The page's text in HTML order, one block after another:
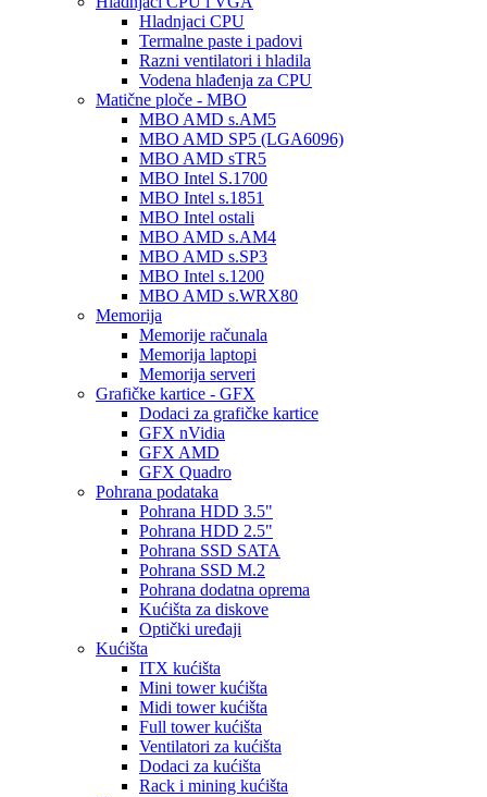
Hladnjaci CPU
Termalne paste i padovi
Razni ventilatori i hladila
Vodena hlađenja za CPU
Matične ploče - MBO
MBO AMD s.AM5
MBO AMD SP5 (LGA6096)
MBO AMD sTR5
MBO Intel S.1700
MBO Intel s.1851
MBO Intel ostali
MBO AMD s.AM4
MBO AMD s.SP3
MBO Intel s.1200
MBO AMD s.WRX80
Memorija
Memorije računala
Memorija laptopi
Memorija serveri
Grafičke kartice - GFX
Dodaci za grafičke kartice
GFX nVidia
GFX AMD
GFX Quadro
Pohrana podataka
Pohrana HDD 3.5"
Pohrana HDD 2.5"
Pohrana SSD SATA
Pohrana SSD M.2
Pohrana dodatna oprema
Kućišta za diskove
Optički uređaji
Kućišta
ITX kućišta
Mini tower kućišta
Midi tower kućišta
Full tower kućišta
Ventilatori za kućišta
Dodaci za kućišta
Rack i mining kućišta